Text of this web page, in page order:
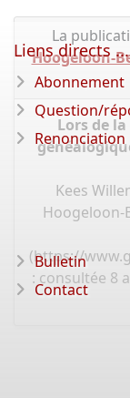
La
Hoogeloon-
Lors de
Kees
Hoogeloon-
(https://
: consultée 8
Liens directs ...
Abonnement
Question/
Renonciation
Bulletin
Contact